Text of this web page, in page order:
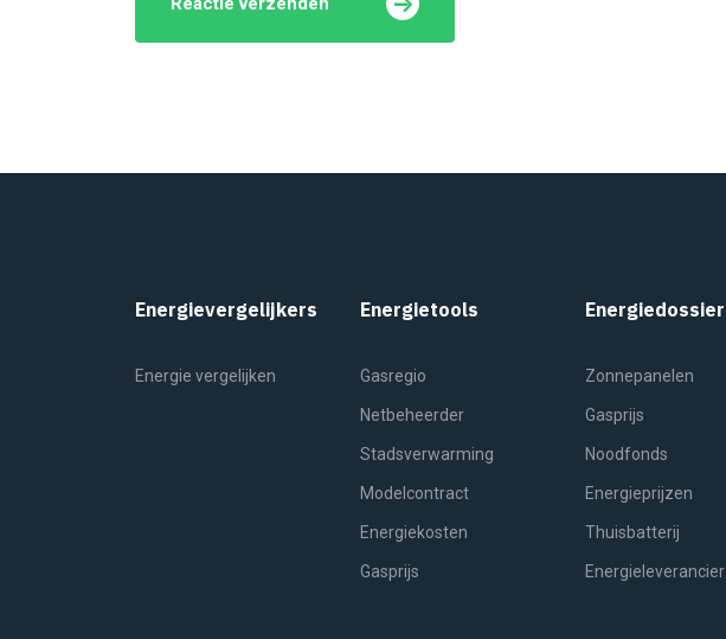
Energievergelijkers
Energie vergelijken
Energietools
Gasregio
Netbeheerder
Stadsverwarming
Modelcontract
Energiekosten
Gasprijs
Energiedossier
Zonnepanelen
Gasprijs
Noodfonds
Energieprijzen
Thuisbatterij
Energieleverancier